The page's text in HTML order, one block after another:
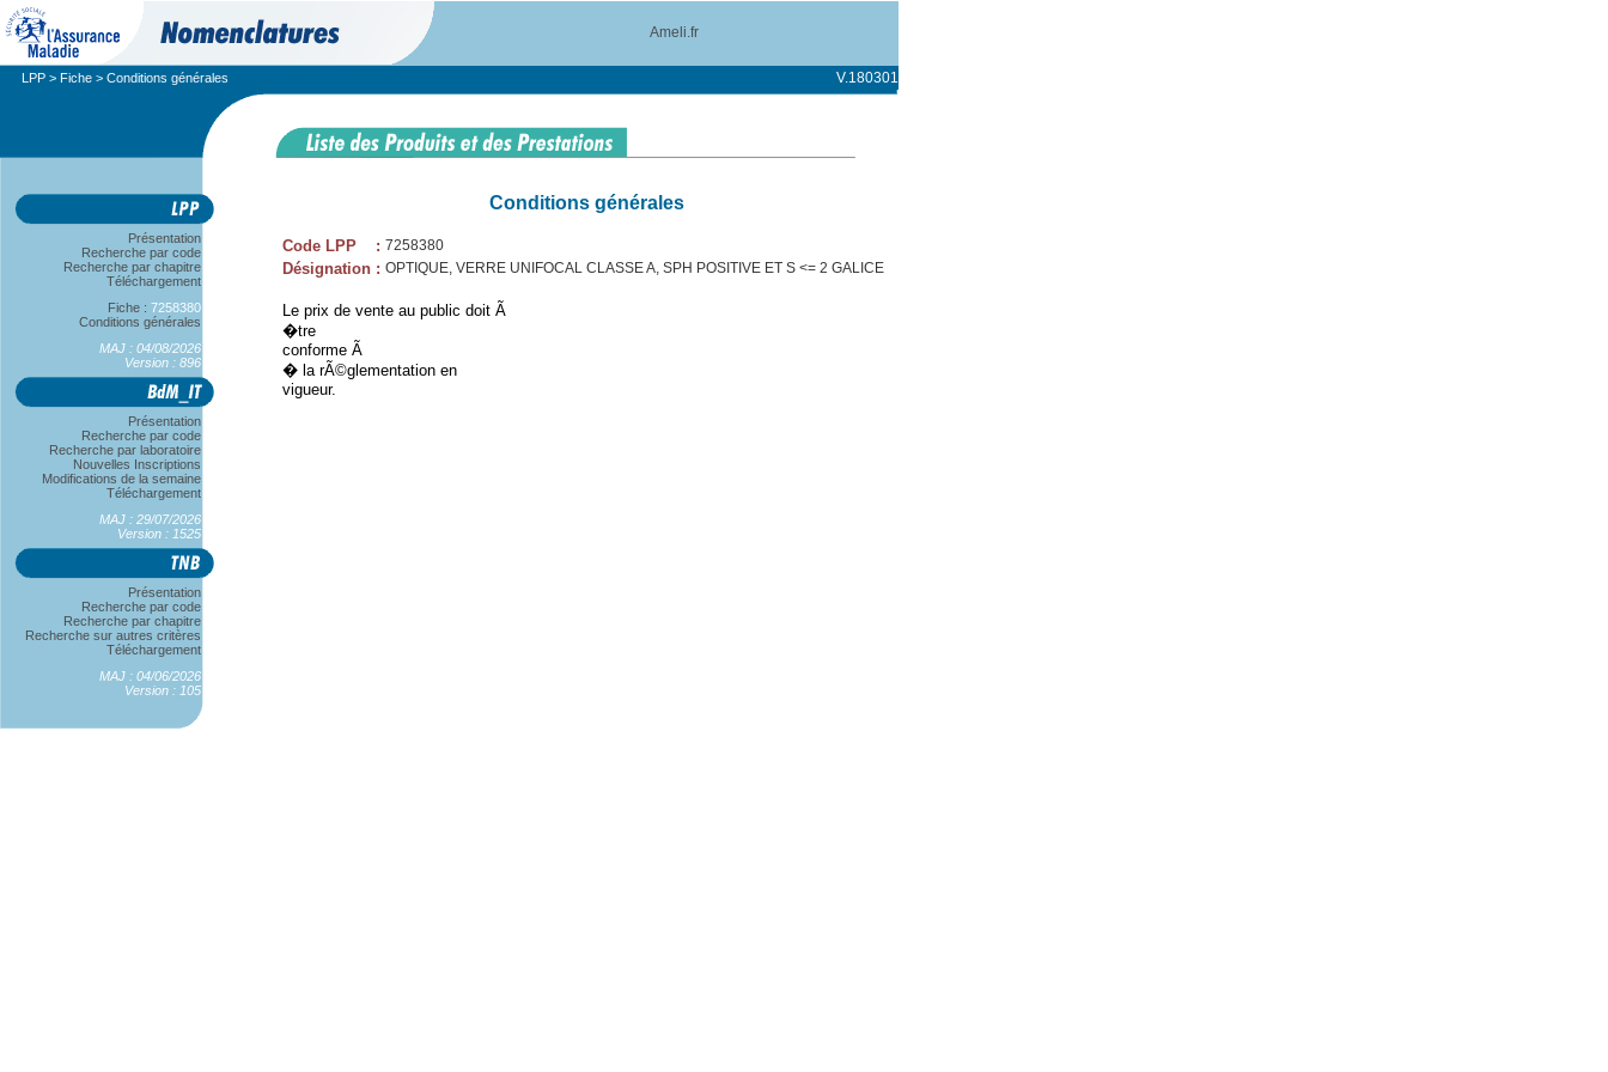
Ameli.fr
LPP > Fiche > Conditions générales V.180301
Présentation
Recherche par code
Recherche par chapitre
Téléchargement
Fiche : 7258380
Conditions générales
MAJ : 04/08/2026
Version : 896
Présentation
Recherche par code
Recherche par laboratoire
Nouvelles Inscriptions
Modifications de la semaine
Téléchargement
MAJ : 29/07/2026
Version : 1525
Présentation
Recherche par code
Recherche par chapitre
Recherche sur autres critères
Téléchargement
MAJ : 04/06/2026
Version : 105
Conditions générales
Code LPP : 7258380
Désignation : OPTIQUE, VERRE UNIFOCAL CLASSE A, SPH POSITIVE ET S <= 2 GALICE
Le prix de vente au public doit Ã
�tre
conforme Ã
� la rÃ©glementation en
vigueur.